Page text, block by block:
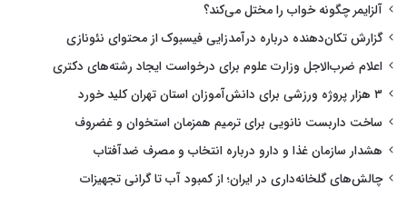
آلزایمر چگونه خواب را مختل می‌کند؟
گزارش تکان‌دهنده درباره درآمدزایی فیسبوک از محتوای نئونازی
اعلام ضرب‌الاجل وزارت علوم برای درخواست ایجاد رشته‌های دکتری
۳ هزار پروژه ورزشی برای دانش‌آموزان استان تهران کلید خورد
ساخت داربست نانویی برای ترمیم همزمان استخوان و غضروف
هشدار سازمان غذا و دارو درباره انتخاب و مصرف ضدآفتاب
چالش‌های گلخانه‌داری در ایران؛ از کمبود آب تا گرانی تجهیزات